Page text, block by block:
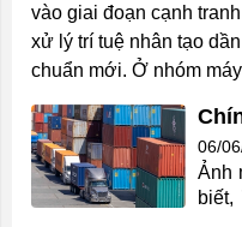
vào giai đoạn cạnh
xử lý trí tuệ nhân tạo
chuẩn mới. Ở nhóm máy
06/
Ảnh minh